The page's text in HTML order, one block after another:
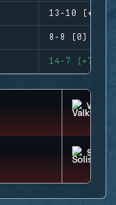
13-10 (+3)
8-8 (0)
14-7 (+7)
SOLIS